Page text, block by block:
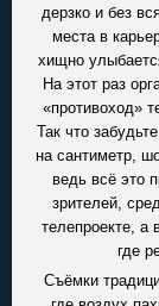
дерзко и без
места в
хищно
На этот раз
«противоход»
Так что
на сантиметр,
ведь всё это
зрителей,
телепроекте, а
где
Съёмки